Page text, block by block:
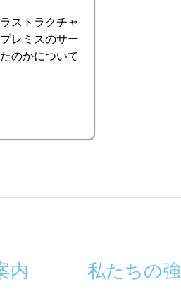
ストラクチャ
レミスのサー
のかについて
内 私たちの